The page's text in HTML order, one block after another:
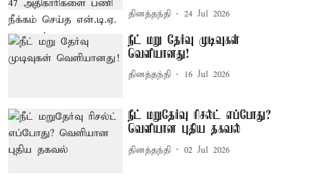
தினத்தந்தி 24 Jul 2026
நீட் மறு தேர்வு முடிவுகள்
வெளியானது!
தினத்தந்தி 16 Jul 2026
நீட் மறுதேர்வு ரிசல்ட் எப்போது?
வெளியான புதிய தகவல்
தினத்தந்தி 02 Jul 2026